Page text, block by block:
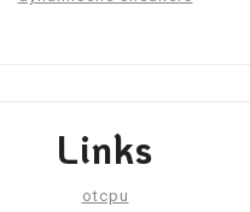
Links
otcpu